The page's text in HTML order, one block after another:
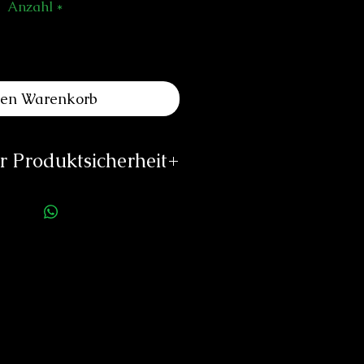
Anzahl *
Warenkorb
Produktsicherheit
PILO & CO SA